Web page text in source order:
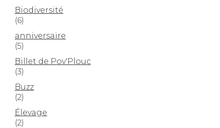
Biodiversité
(6)
anniversaire
(5)
Billet de Pov'Plouc
(3)
Buzz
(2)
Élevage
(2)